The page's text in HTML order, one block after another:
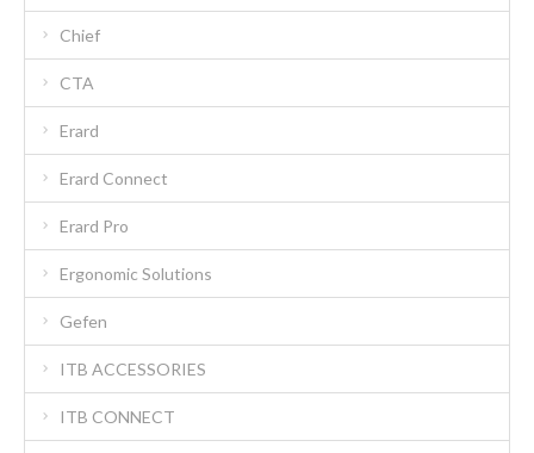
Chief
CTA
Erard
Erard Connect
Erard Pro
Ergonomic Solutions
Gefen
ITB ACCESSORIES
ITB CONNECT